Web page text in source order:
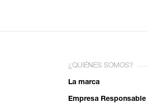
¿QUIÉNES SOMOS?
La marca
Empresa Responsable